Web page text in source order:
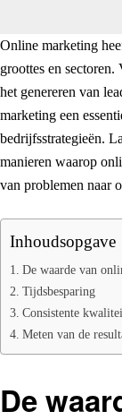
Online marketing
groottes en sectoren.
het genereren van
marketing een
bedrijfsstrategieën.
manieren waarop
van problemen naar
Inhoudsopgave
De waarde van
Tijdsbesparing
Consistente
Meten van de
De